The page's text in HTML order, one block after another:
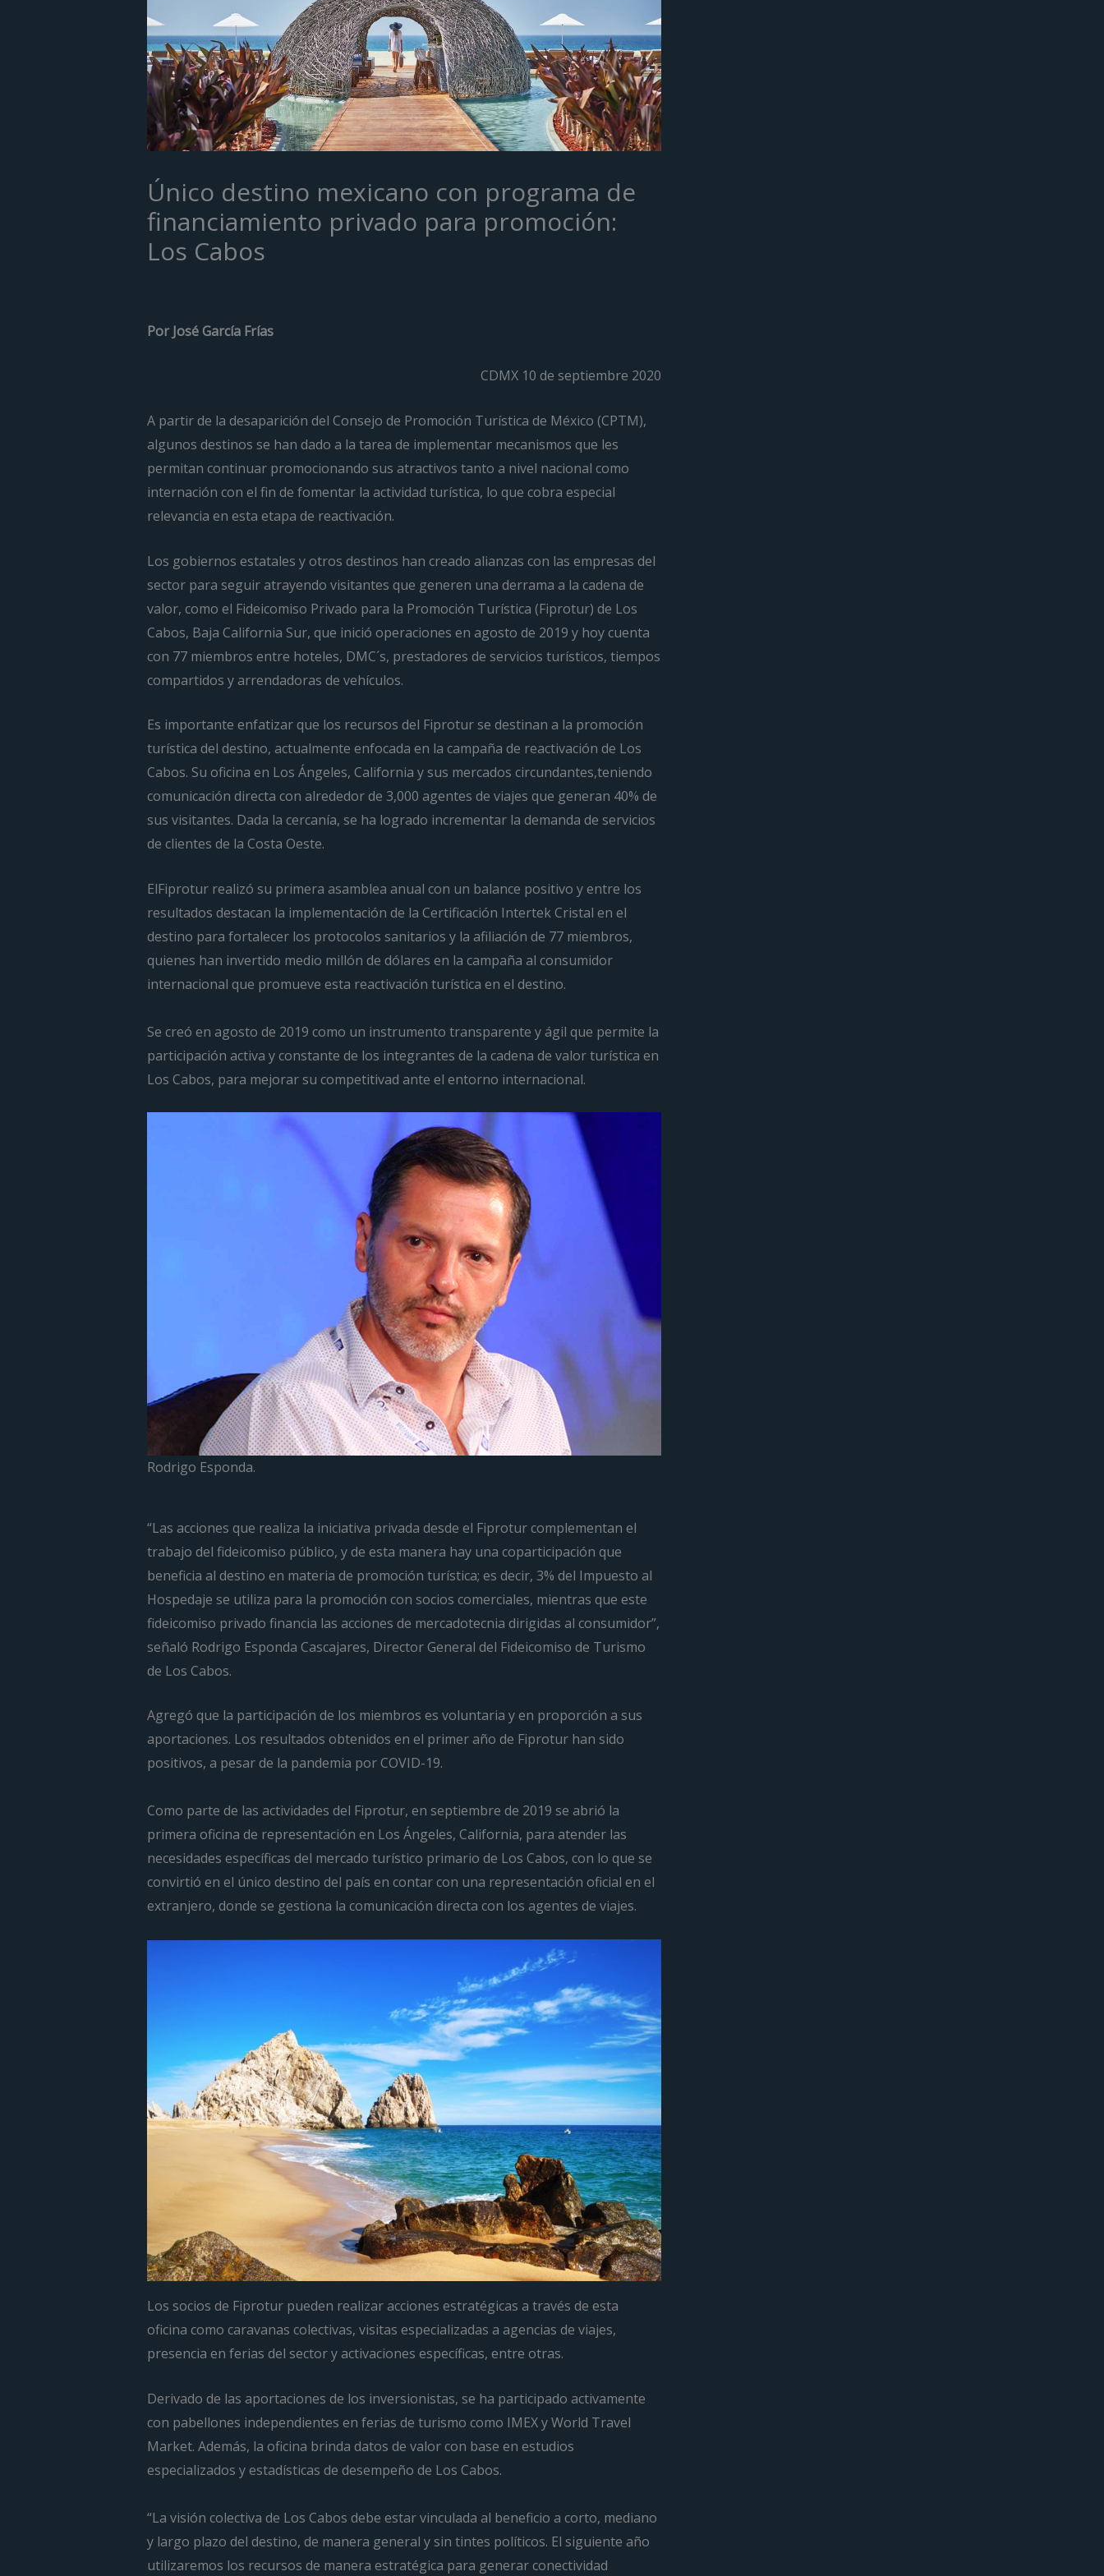
Único destino mexicano con programa de
financiamiento privado para promoción:
Los Cabos
Por José García Frías
CDMX 10 de septiembre 2020
A partir de la desaparición del Consejo de Promoción Turística de México (CPTM),
algunos destinos se han dado a la tarea de implementar mecanismos que les
permitan continuar promocionando sus atractivos tanto a nivel nacional como
internación con el fin de fomentar la actividad turística, lo que cobra especial
relevancia en esta etapa de reactivación.
Los gobiernos estatales y otros destinos han creado alianzas con las empresas del
sector para seguir atrayendo visitantes que generen una derrama a la cadena de
valor, como el Fideicomiso Privado para la Promoción Turística (Fiprotur) de Los
Cabos, Baja California Sur, que inició operaciones en agosto de 2019 y hoy cuenta
con 77 miembros entre hoteles, DMC´s, prestadores de servicios turísticos, tiempos
compartidos y arrendadoras de vehículos.
Es importante enfatizar que los recursos del Fiprotur se destinan a la promoción
turística del destino, actualmente enfocada en la campaña de reactivación de Los
Cabos. Su oficina en Los Ángeles, California y sus mercados circundantes,teniendo
comunicación directa con alrededor de 3,000 agentes de viajes que generan 40% de
sus visitantes. Dada la cercanía, se ha logrado incrementar la demanda de servicios
de clientes de la Costa Oeste.
ElFiprotur realizó su primera asamblea anual con un balance positivo y entre los
resultados destacan la implementación de la Certificación Intertek Cristal en el
destino para fortalecer los protocolos sanitarios y la afiliación de 77 miembros,
quienes han invertido medio millón de dólares en la campaña al consumidor
internacional que promueve esta reactivación turística en el destino.
Se creó en agosto de 2019 como un instrumento transparente y ágil que permite la
participación activa y constante de los integrantes de la cadena de valor turística en
Los Cabos, para mejorar su competitivad ante el entorno internacional.
Rodrigo Esponda.
“Las acciones que realiza la iniciativa privada desde el Fiprotur complementan el
trabajo del fideicomiso público, y de esta manera hay una coparticipación que
beneficia al destino en materia de promoción turística; es decir, 3% del Impuesto al
Hospedaje se utiliza para la promoción con socios comerciales, mientras que este
fideicomiso privado financia las acciones de mercadotecnia dirigidas al consumidor”,
señaló Rodrigo Esponda Cascajares, Director General del Fideicomiso de Turismo
de Los Cabos.
Agregó que la participación de los miembros es voluntaria y en proporción a sus
aportaciones. Los resultados obtenidos en el primer año de Fiprotur han sido
positivos, a pesar de la pandemia por COVID-19.
Como parte de las actividades del Fiprotur, en septiembre de 2019 se abrió la
primera oficina de representación en Los Ángeles, California, para atender las
necesidades específicas del mercado turístico primario de Los Cabos, con lo que se
convirtió en el único destino del país en contar con una representación oficial en el
extranjero, donde se gestiona la comunicación directa con los agentes de viajes.
Los socios de Fiprotur pueden realizar acciones estratégicas a través de esta
oficina como caravanas colectivas, visitas especializadas a agencias de viajes,
presencia en ferias del sector y activaciones específicas, entre otras.
Derivado de las aportaciones de los inversionistas, se ha participado activamente
con pabellones independientes en ferias de turismo como IMEX y World Travel
Market. Además, la oficina brinda datos de valor con base en estudios
especializados y estadísticas de desempeño de Los Cabos.
“La visión colectiva de Los Cabos debe estar vinculada al beneficio a corto, mediano
y largo plazo del destino, de manera general y sin tintes políticos. El siguiente año
utilizaremos los recursos de manera estratégica para generar conectividad